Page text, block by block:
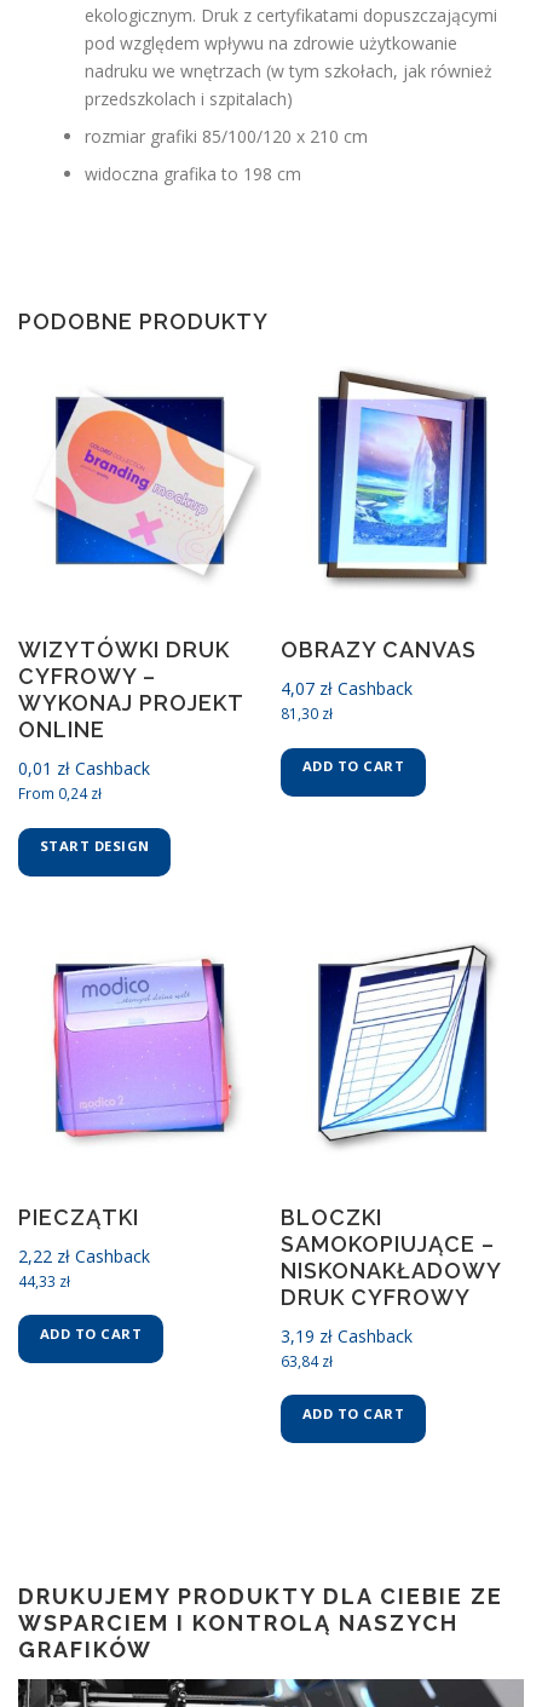
ekologicznym. Druk z certyfikatami dopuszczającymi
pod względem wpływu na zdrowie użytkowanie
nadruku we wnętrzach (w tym szkołach, jak również
przedszkolach i szpitalach)
rozmiar grafiki 85/100/120 x 210 cm
widoczna grafika to 198 cm
PODOBNE PRODUKTY
WIZYTÓWKI DRUK
CYFROWY –
WYKONAJ PROJEKT
ONLINE
0,01 zł Cashback
From 0,24zł
START DESIGN
OBRAZY CANVAS
4,07 zł Cashback
81,30 zł
ADD TO CART
PIECZĄTKI
2,22 zł Cashback
44,33 zł
ADD TO CART
BLOCZKI
SAMOKOPIUJĄCE –
NISKONAKŁADOWY
DRUK CYFROWY
3,19 zł Cashback
63,84zł
ADD TO CART
DRUKUJEMY PRODUKTY DLA CIEBIE ZE
WSPARCIEM I KONTROLĄ NASZYCH
GRAFIKÓW